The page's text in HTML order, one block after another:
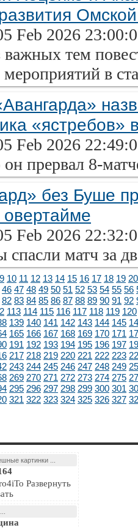
Feb 2026
тем
мероприятий в
«ястребов»
Feb 2026
прервал 8-
без Буше
Feb 2026
спасли матч за
9 10 11 12 13 14 15 16 17 18 19 20
46 47 48 49 50 51 52 53 54 55 56
82 83 84 85 86 87 88 89 90 91 92
113 114 115 116 117 118 119 120
139 140 141 142 143 144 145
165 166 167 168 169 170 171
191 192 193 194 195 196 197
217 218 219 220 221 222 223
243 244 245 246 247 248 249
269 270 271 272 273 274 275
295 296 297 298 299 300 301
321 322 323 324 325 326 327
картинки ...